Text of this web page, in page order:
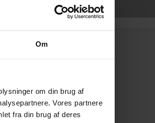
Om
om din brug af
Vores partnere
fra din brug af deres
Føj til kurven